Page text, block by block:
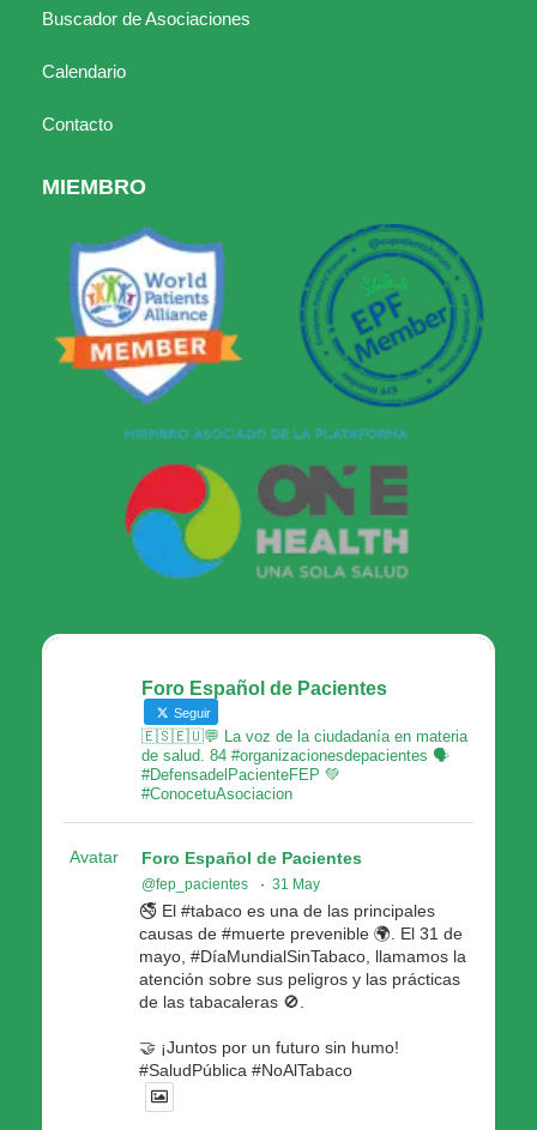
Buscador de Asociaciones
Calendario
Contacto
MIEMBRO
Foro Español de Pacientes
Seguir
🇪🇸🇪🇺💬 La voz de la ciudadanía en materia
de salud. 84 #organizacionesdepacientes 🗣
#DefensadelPacienteFEP 💚
#ConocetuAsociacion
Avatar Foro Español de Pacientes
@fep_pacientes · 31 May
🚭 El #tabaco es una de las principales
causas de #muerte prevenible 🌍. El 31 de
mayo, #DíaMundialSinTabaco, llamamos la
atención sobre sus peligros y las prácticas
de las tabacaleras 🚫.
🤝 ¡Juntos por un futuro sin humo!
#SaludPública #NoAlTabaco